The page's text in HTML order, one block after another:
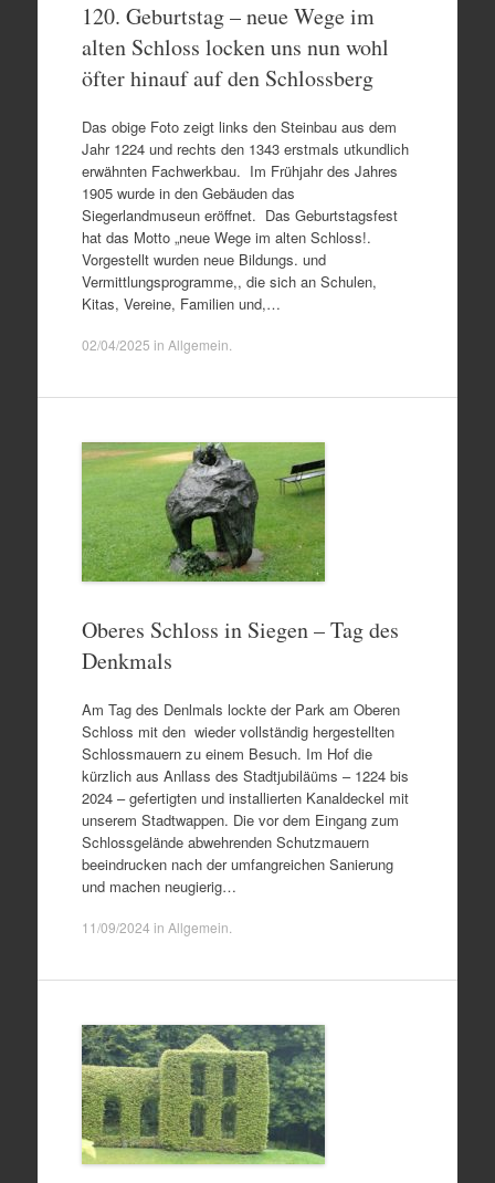
120. Geburtstag – neue Wege im
alten Schloss locken uns nun wohl
öfter hinauf auf den Schlossberg
Das obige Foto zeigt links den Steinbau aus dem
Jahr 1224 und rechts den 1343 erstmals utkundlich
erwähnten Fachwerkbau. Im Frühjahr des Jahres
1905 wurde in den Gebäuden das
Siegerlandmuseun eröffnet. Das Geburtstagsfest
hat das Motto „neue Wege im alten Schloss!.
Vorgestellt wurden neue Bildungs. und
Vermittlungsprogramme,, die sich an Schulen,
Kitas, Vereine, Familien und,…
02/04/2025 in Allgemein
Oberes Schloss in Siegen – Tag des
Denkmals
Am Tag des Denlmals lockte der Park am Oberen
Schloss mit den wieder vollständig hergestellten
Schlossmauern zu einem Besuch. Im Hof die
kürzlich aus Anllass des Stadtjubiläüms – 1224 bis
2024 – gefertigten und installierten Kanaldeckel mit
unserem Stadtwappen. Die vor dem Eingang zum
Schlossgelände abwehrenden Schutzmauern
beeindrucken nach der umfangreichen Sanierung
und machen neugierig…
11/09/2024 in Allgemein